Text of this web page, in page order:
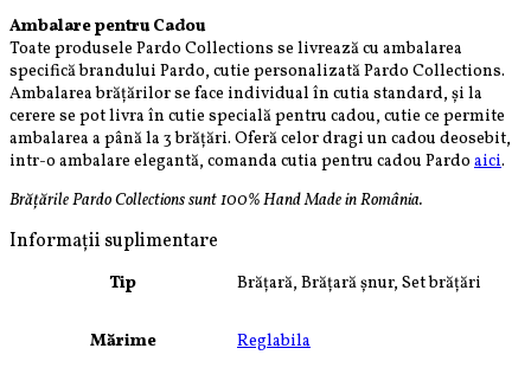
Ambalare pentru Cadou
Toate produsele Pardo Collections se livrează cu ambalarea
specifică brandului Pardo, cutie personalizată Pardo Collections.
Ambalarea brățărilor se face individual în cutia standard, și la
cerere se pot livra în cutie specială pentru cadou, cutie ce permite
ambalarea a până la 3 brățări. Oferă celor dragi un cadou deosebit,
intr-o ambalare elegantă, comanda cutia pentru cadou Pardo aici.
Brățările Pardo Collections sunt 100% Hand Made in România.
Informații suplimentare
Tip Brățară, Brățară șnur, Set brățări
Mărime Reglabila